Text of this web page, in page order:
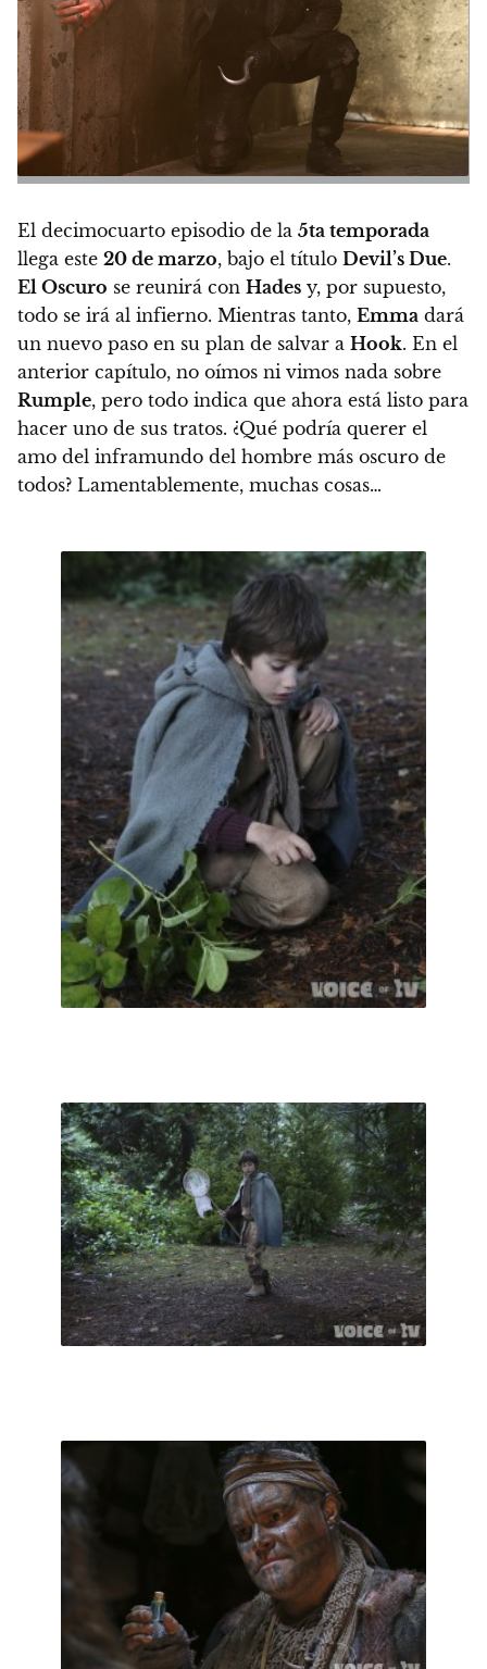
El decimocuarto episodio de la 5ta temporada
llega este 20 de marzo, bajo el título Devil’s Due.
El Oscuro se reunirá con Hades y, por supuesto,
todo se irá al infierno. Mientras tanto, Emma dará
un nuevo paso en su plan de salvar a Hook. En el
anterior capítulo, no oímos ni vimos nada sobre
Rumple, pero todo indica que ahora está listo para
hacer uno de sus tratos. ¿Qué podría querer el
amo del inframundo del hombre más oscuro de
todos? Lamentablemente, muchas cosas…